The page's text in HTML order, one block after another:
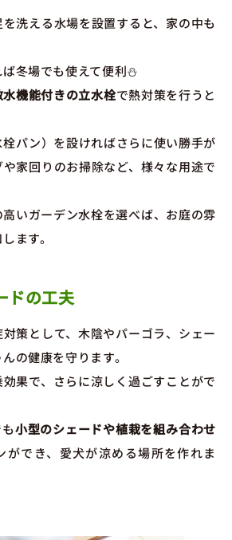
洗える水場を設置すると、家の中も
冬場でも使えて便利⛄
機能付きの立水栓で熱対策を行うと
パン）を設ければさらに使い勝手が
家回りのお掃除など、様々な用途で
いガーデン水栓を選べば、お庭の雰
ます。
ドの工夫
策として、木陰やパーゴラ、シェー
の健康を守ります。
果で、さらに涼しく過ごすことがで
小型のシェードや植栽を組み合わせ
ができ、愛犬が涼める場所を作れま